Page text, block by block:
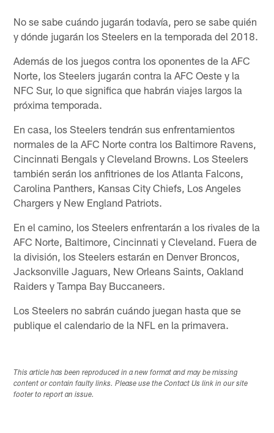
No se sabe cuándo jugarán todavía, pero se sabe quién
y dónde jugarán los Steelers en la temporada del 2018.
Además de los juegos contra los oponentes de la AFC
Norte, los Steelers jugarán contra la AFC Oeste y la
NFC Sur, lo que significa que habrán viajes largos la
próxima temporada.
En casa, los Steelers tendrán sus enfrentamientos
normales de la AFC Norte contra los Baltimore Ravens,
Cincinnati Bengals y Cleveland Browns. Los Steelers
también serán los anfitriones de los Atlanta Falcons,
Carolina Panthers, Kansas City Chiefs, Los Angeles
Chargers y New England Patriots.
En el camino, los Steelers enfrentarán a los rivales de la
AFC Norte, Baltimore, Cincinnati y Cleveland. Fuera de
la división, los Steelers estarán en Denver Broncos,
Jacksonville Jaguars, New Orleans Saints, Oakland
Raiders y Tampa Bay Buccaneers.
Los Steelers no sabrán cuándo juegan hasta que se
publique el calendario de la NFL en la primavera.
This article has been reproduced in a new format and may be missing
content or contain faulty links. Please use the Contact Us link in our site
footer to report an issue.